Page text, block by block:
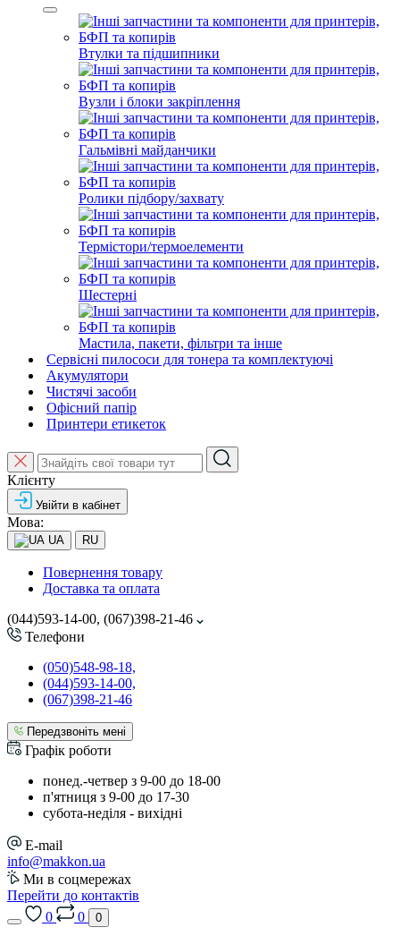
Втулки та підшипники
Вузли і блоки закріплення
Гальмівні майданчики
Ролики підбору/захвату
Термістори/термоелементи
Шестерні
Мастила, пакети, фільтри та інше
Сервісні пилососи для тонера та комплектуючі
Акумулятори
Чистячі засоби
Офісний папір
Принтери етикеток
Клієнту
Увійти в кабінет
Мова:
UA RU
Повернення товару
Доставка та оплата
(044)593-14-00, (067)398-21-46
Телефони
(050)548-98-18,
(044)593-14-00,
(067)398-21-46
Передзвоніть мені
Графік роботи
понед.-четвер з 9-00 до 18-00
п'ятниця з 9-00 до 17-30
cубота-неділя - вихідні
E-mail
info@makkon.ua
Ми в соцмережах
Перейти до контактів
0
0 0